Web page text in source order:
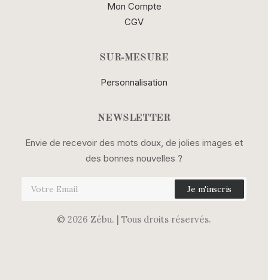
Mon Compte
CGV
SUR-MESURE
Personnalisation
NEWSLETTER
Envie de recevoir des mots doux, de jolies images et
des bonnes nouvelles ?
© 2026 Zébu. | Tous droits réservés.